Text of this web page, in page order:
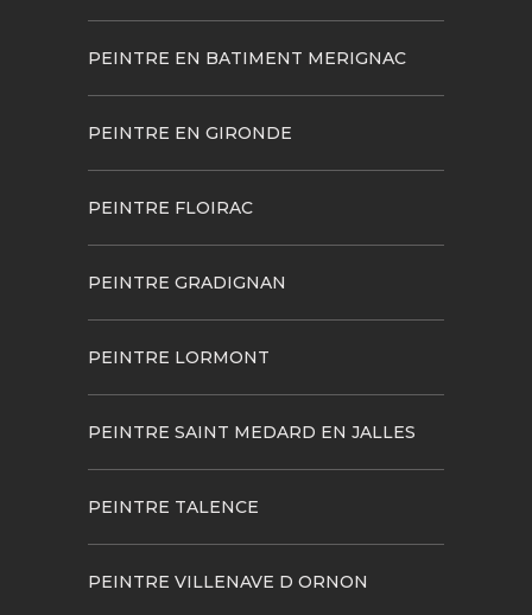
PEINTRE EN BATIMENT MERIGNAC
PEINTRE EN GIRONDE
PEINTRE FLOIRAC
PEINTRE GRADIGNAN
PEINTRE LORMONT
PEINTRE SAINT MEDARD EN JALLES
PEINTRE TALENCE
PEINTRE VILLENAVE D ORNON